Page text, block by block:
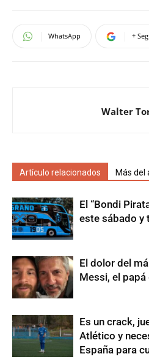
WhatsApp +
Walter
Artículo relacionados Más del
El “Bondi
este sábado y
El dolor del
Messi, el papá
Es un crack,
Atlético y
España para